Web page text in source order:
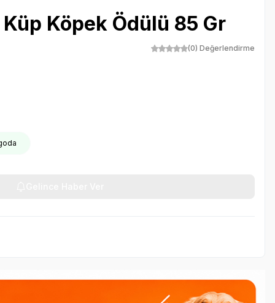
Köpek Ödülü 85 Gr
(0) Değerlendirme